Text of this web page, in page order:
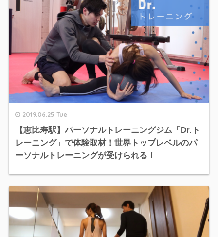
2019.06.25 Tue
【恵比寿駅】パーソナルトレーニングジム「Dr.ト
レーニング」で体験取材！世界トップレベルのパ
ーソナルトレーニングが受けられる！